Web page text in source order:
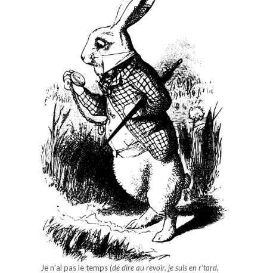
Je n’ai pas le temps(de dire au revoir, je suis en r’tard,